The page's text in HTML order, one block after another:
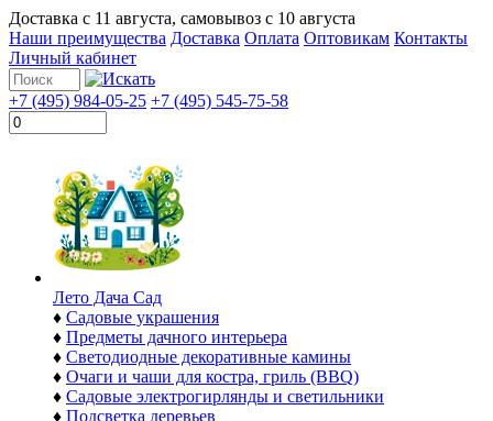
Доставка с 11 августа, самовывоз с 10 августа
Наши преимущества Доставка Оплата Оптовикам Контакты
Личный кабинет
+7 (495) 984-05-25 +7 (495) 545-75-58
Лето Дача Сад
♦ Садовые украшения
♦ Предметы дачного интерьера
♦ Светодиодные декоративные камины
♦ Очаги и чаши для костра, гриль (BBQ)
♦ Садовые электрогирлянды и светильники
♦ Подсветка деревьев